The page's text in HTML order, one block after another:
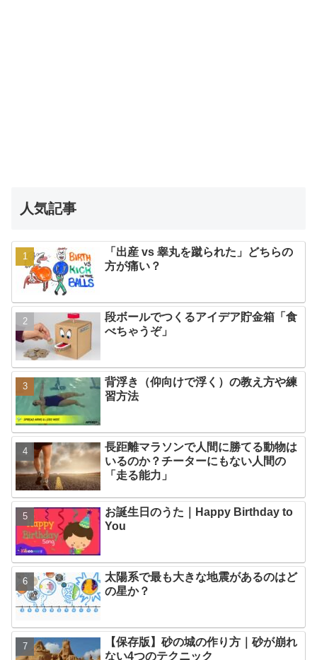
人気記事
「出産 vs 睾丸を蹴られた」どちらの
方が痛い？
段ボールでつくるアイデア貯金箱「食
べちゃうぞ」
背浮き（仰向けで浮く）の教え方や練
習方法
長距離マラソンで人間に勝てる動物は
いるのか？チーターにもない人間の
「走る能力」
お誕生日のうた｜Happy Birthday to
You
太陽系で最も大きな地震があるのはど
の星か？
【保存版】砂の城の作り方｜砂が崩れ
ない4つのテクニック